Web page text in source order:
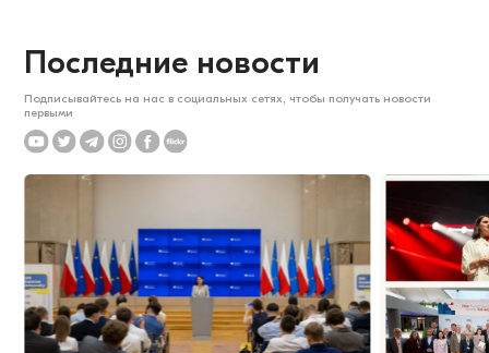
Последние новости
Подписывайтесь на нас в социальных сетях, чтобы получать новости
первыми